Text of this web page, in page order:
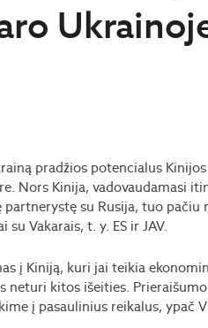
pradžios potencialus
Nors Kinija, vadovaudamasi
su Rusija, tuo
Vakarais, t. y. ES ir JAV.
į Kiniją, kuri jai teikia
neturi kitos išeities.
į pasaulinius reikalus, ypač